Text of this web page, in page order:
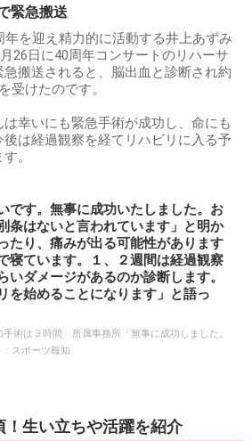
緊急搬送
年を迎え精力的に活動する井上あずみ
26日に40周年コンサートのリハーサ
搬送されると、脳出血と診断され約
受けたのです。
幸いにも緊急手術が成功し、命にも
は経過観察を経てリハビリに入る予
。
です。無事に成功いたしました。お
条はないと言われています」と明か
たり、痛みが出る可能性があります
寝ています。１、２週間は経過観察
いダメージがあるのか診断します。
を始めることになります」と語っ
手術は３時間 所属事務所「無事に成功しました。
: スポーツ報知
生い立ちや活躍を紹介